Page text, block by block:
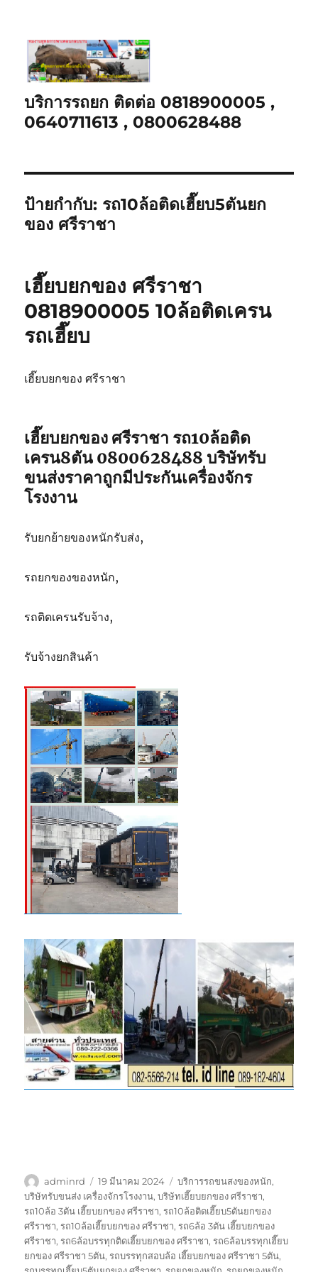
บริการรถยก ติดต่อ 0818900005 ,
0640711613 , 0800628488
ป้ายกำกับ: รถ10ล้อติดเฮี๊ยบ5ตันยก
ของ ศรีราชา
เฮี๊ยบยกของ ศรีราชา
0818900005 10ล้อติดเครน
รถเฮี๊ยบ
เฮี๊ยบยกของ ศรีราชา
เฮี๊ยบยกของ ศรีราชา รถ10ล้อติด
เครน8ตัน 0800628488 บริษัทรับ
ขนส่งราคาถูกมีประกันเครื่องจักร
โรงงาน
รับยกย้ายของหนักรับส่ง,
รถยกของของหนัก,
รถติดเครนรับจ้าง,
รับจ้างยกสินค้า
ผู้
เขียน
adminrd
เขียน
เมื่อ
19 มีนาคม 2024
ป้าย
กำกับ
บริการรถขนสงของหนัก,
บริษัทรับขนส่ง เครื่องจักรโรงงาน,บริษัทเฮี๊ยบยกของ ศรีราชา,
รถ10ล้อ 3ตัน เฮี๊ยบยกของ ศรีราชา,รถ10ล้อติดเฮี๊ยบ5ตันยกของ
ศรีราชา,รถ10ล้อเฮี๊ยบยกของ ศรีราชา,รถ6ล้อ 3ตัน เฮี๊ยบยกของ
ศรีราชา,รถ6ล้อบรรทุกติดเฮี๊ยบยกของ ศรีราชา,รถ6ล้อบรรทุกเฮี๊ยบ
ยกของ ศรีราชา 5ตัน,รถบรรทุกสอบล้อ เฮี๊ยบยกของ ศรีราชา 5ตัน,